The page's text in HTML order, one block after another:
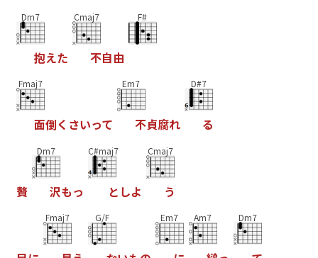
Dm7
抱えた
Cmaj7
不自由
F#
Fmaj7
面倒く さいって
Em7
不貞腐れ
D#7
る
贅
Dm7
沢もっ
C#maj7
と しよ
Cmaj7
う
Fmaj7 G/F Em7 Am7 Dm7